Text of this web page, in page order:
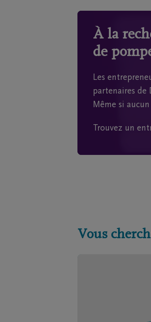
À la
de
Les
partenaires de
Même si
Trouvez un
Vous